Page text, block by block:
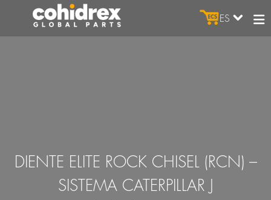
ES
DIENTE ELITE ROCK CHISEL (RCN) –
SISTEMA CATERPILLAR J